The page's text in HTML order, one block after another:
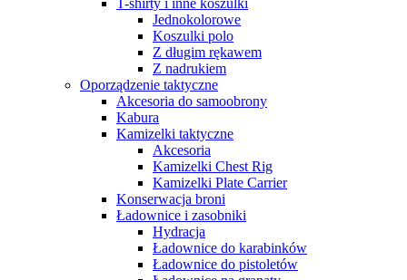
Jednokolorowe
Koszulki polo
Z długim rękawem
Z nadrukiem
Oporządzenie taktyczne
Akcesoria do samoobrony
Kabura
Kamizelki taktyczne
Akcesoria
Kamizelki Chest Rig
Kamizelki Plate Carrier
Konserwacja broni
Ładownice i zasobniki
Hydracja
Ładownice do karabinków
Ładownice do pistoletów